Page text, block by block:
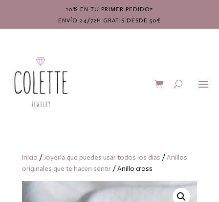
10% EN TU PRIMER PEDIDO*
ENVÍO 24/72H GRATIS DESDE 50€
Inicio /Joyería que puedes usar todos los días /Anillos
originales que te hacen sentir/ Anillo cross